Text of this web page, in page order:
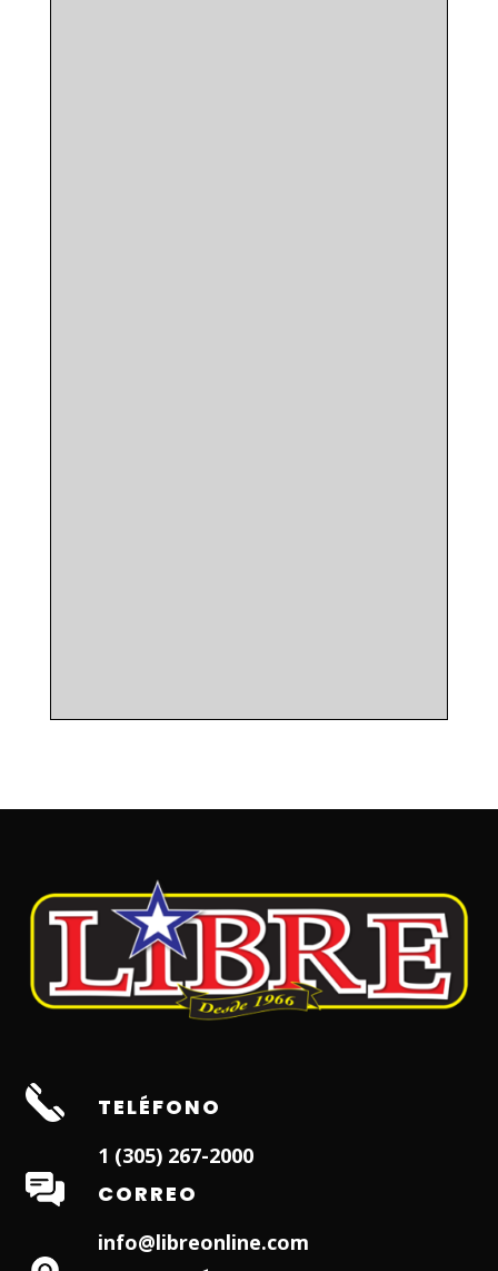
TELÉFONO
1 (305) 267-2000
CORREO
info@libreonline.com